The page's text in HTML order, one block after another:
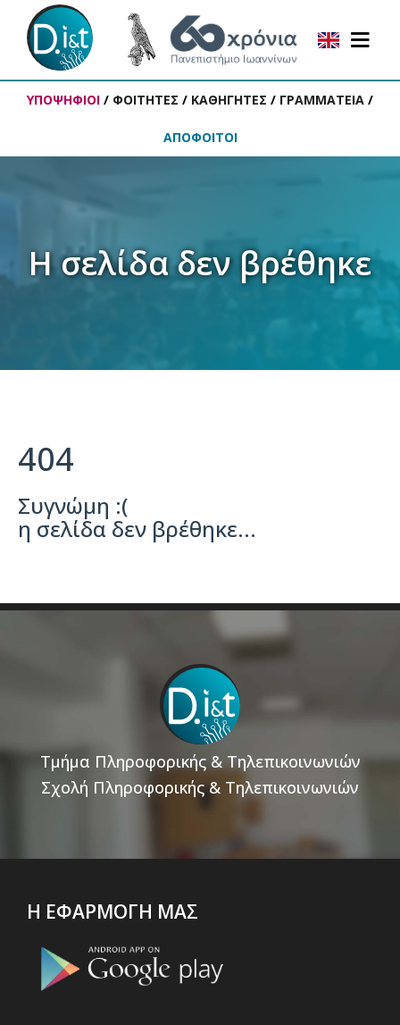
ΥΠΟΨΗΦΙΟΙ / ΦΟΙΤΗΤΕΣ / ΚΑΘΗΓΗΤΕΣ / ΓΡΑΜΜΑΤΕΙΑ /
ΑΠΟΦΟΙΤΟΙ
Η σελίδα δεν βρέθηκε
404
Συγνώμη :(
η σελίδα δεν βρέθηκε...
Τμήμα Πληροφορικής & Τηλεπικοινωνιών
Σχολή Πληροφορικής & Τηλεπικοινωνιών
Η ΕΦΑΡΜΟΓΗ ΜΑΣ